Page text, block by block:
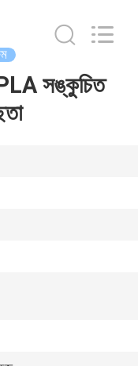
সঙ্কুচিত